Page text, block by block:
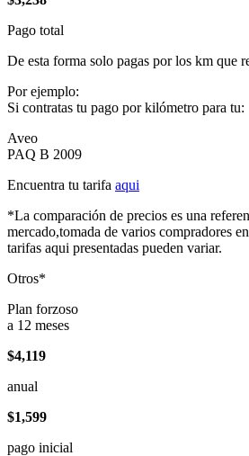
Pago total
De esta forma solo pagas por los km que
Por ejemplo:
Si contratas tu pago por kilómetro para tu:
Aveo
PAQ B 2009
Encuentra tu tarifa aqui
*La comparación de precios es una
mercado,tomada de varios compradores
tarifas aqui presentadas pueden variar.
Otros*
Plan forzoso
a 12 meses
$4,119
anual
$1,599
pago inicial